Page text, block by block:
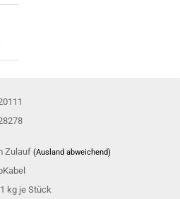
Zulauf (Ausland abweichend)
kg je Stück